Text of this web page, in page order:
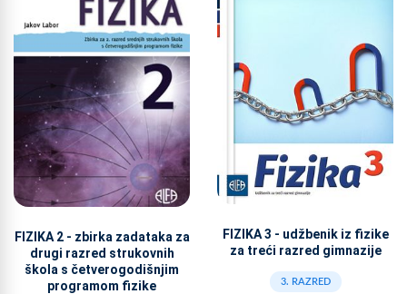
FIZIKA 2 - zbirka zadataka za
drugi razred strukovnih
škola s četverogodišnjim
programom fizike
FIZIKA 3 - udžbenik iz fizike
za treći razred gimnazije
3. RAZRED